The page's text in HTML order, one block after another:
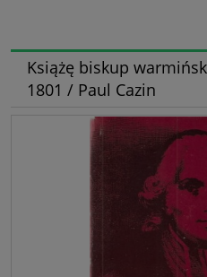
Książę biskup
1801 / Paul Cazin